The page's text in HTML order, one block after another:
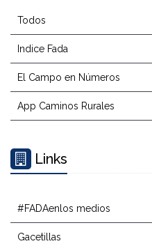
Todos
Indice Fada
El Campo en Números
App Caminos Rurales
Links
#FADAenlos medios
Gacetillas